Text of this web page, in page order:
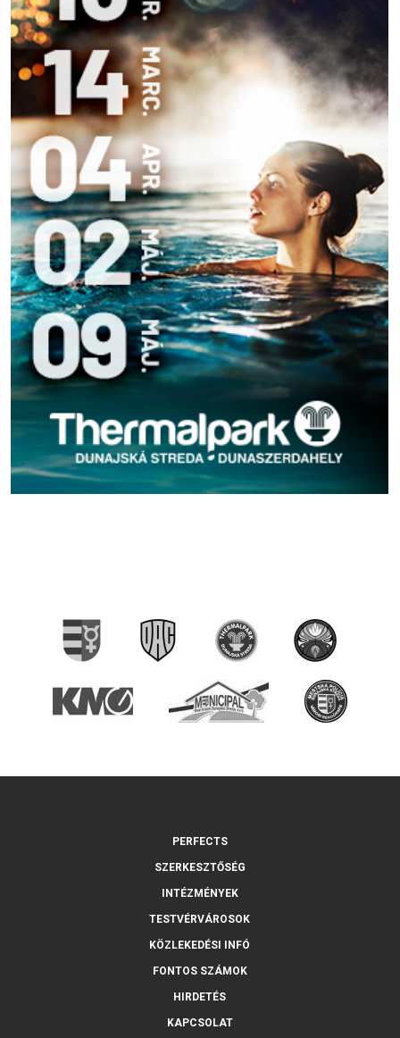
PERFECTS
SZERKESZTŐSÉG
INTÉZMÉNYEK
TESTVÉRVÁROSOK
KÖZLEKEDÉSI INFÓ
FONTOS SZÁMOK
HIRDETÉS
KAPCSOLAT